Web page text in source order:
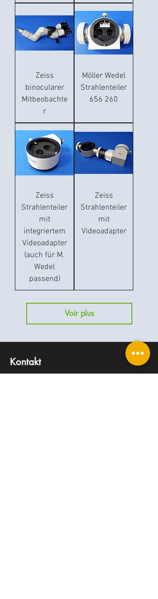
Zeiss
binocularer
Mitbeobachte
r
Möller Wedel
Strahlenteiler
656 260
Zeiss
Strahlenteiler
mit
integriertem
Videoadapter
(auch für M.
Wedel
passend)
Zeiss
Strahlenteiler
mit
Videoadapter
Voir plus
Kontakt